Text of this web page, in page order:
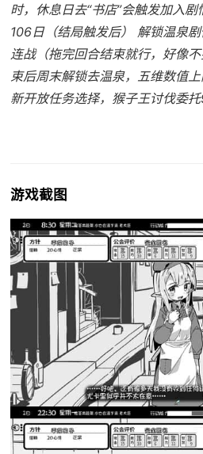
时，休息日去“书店”会触发加入剧
106日（结局触发后） 解锁温泉
连战（拖完回合结束就行，好像
束后周末解锁去温泉，五维数值
新开放任务选择，猴子王讨伐委托
游戏截图